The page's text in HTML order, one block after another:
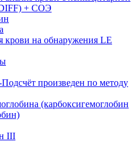
+ СОЭ
крови на обнаружения LE
произведен по методу
(карбоксигемоглобин
III